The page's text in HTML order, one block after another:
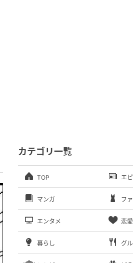
カテゴリ一覧
TOP エ
マンガ フ
エンタメ 恋愛
暮らし グ